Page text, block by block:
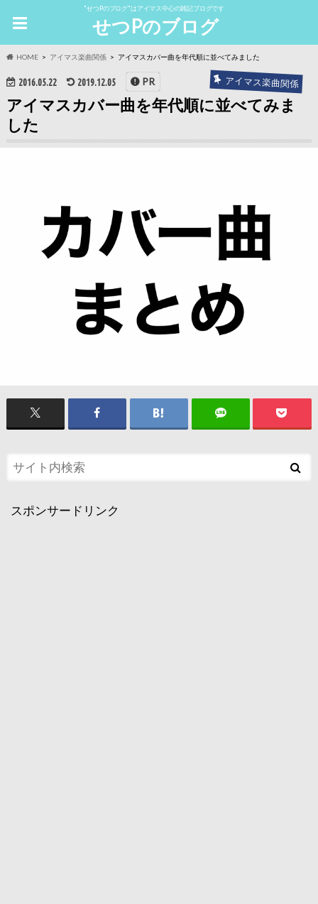
"せつPのブログ"はアイマス中心の雑記ブログです
せつPのブログ
HOME アイマス楽曲関係 アイマスカバー曲を年代順に並べてみました
2016.05.22 2019.12.05 アイマス楽曲関係
PR
アイマスカバー曲を年代順に並べてみま
した
スポンサードリンク